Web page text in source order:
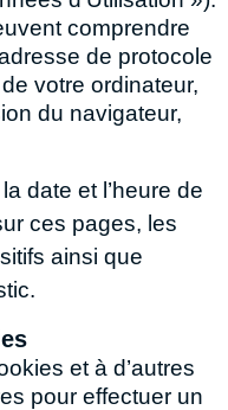
comprendre
de protocole
votre ordinateur,
du navigateur,
date et l’heure de
ces pages, les
ainsi que
et à d’autres
pour effectuer un